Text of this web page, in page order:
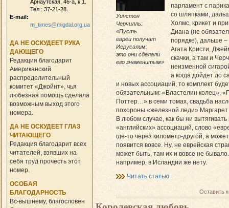
Арнаутская, 46-а, к.1.
Тел.: 37-21-28.
E-mail:
m_times@migdal.org.ua
ДА НЕ ОСКУДЕЕТ РУКА
ДАЮЩЕГО
Редакция благодарит
Американский
распределительный
комитет «Джойнт», чья
любезная помощь сделала
возможным выход этого
номера.
ДА НЕ ОСКУДЕЕТ ГЛАЗ
ЧИТАЮЩЕГО
Редакция благодарит всех
читателей, взявших на
себя труд прочесть этот
номер.
ОСОБАЯ
БЛАГОДАРНОСТЬ
Вс-вышнему, благословен
Уинстон
Черчилль:
«Пусть
евреи получат
Иерусалим:
это они сделали
его знаменитым»
парламент с
со шляпками,
Холмс, крикет и
Диана (не
порядке), дальше
Агата Кристи,
скачки, а там и
неизменной
а когда дойдет до
и новых ассоциаций, то комплект
обязательным: «Влас­те­лин колец»,
Поттер…» в семи томах, свадьба
похороны «железной леди» Маргарет
В любом случае, как бы ни вытягивать
«английских» ассоциаций, слово
где-то через километр-другой, а
появится вовсе. Ну, не еврейская
может быть, там их и вовсе не
например, в Исландии же нету.
Читать статью
Оставить